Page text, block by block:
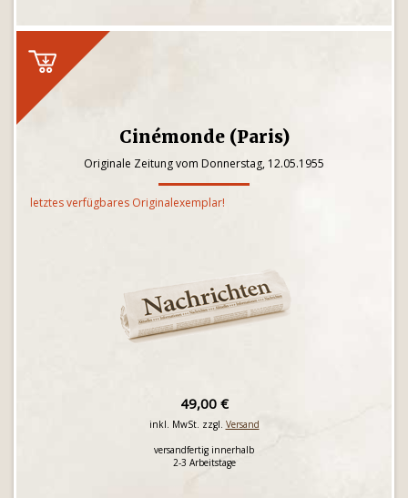
Cinémonde (Paris)
Originale Zeitung vom Donnerstag, 12.05.1955
letztes verfügbares Originalexemplar!
49,00 €
inkl. MwSt. zzgl. Versand
versandfertig innerhalb
2-3 Arbeitstage